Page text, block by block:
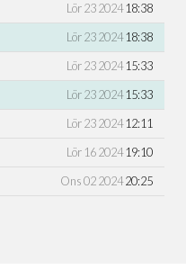
Lör 23 202418:38
Lör 23 202418:38
Lör 23 202415:33
Lör 23 202415:33
Lör 23 202412:11
Lör 16 202419:10
Ons 02 202420:25